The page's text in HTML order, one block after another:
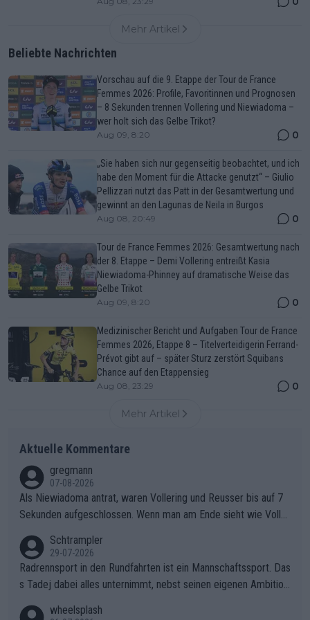
Mehr Artikel
Beliebte Nachrichten
Vorschau auf die 9. Etappe der Tour de France
Femmes 2026: Profile, Favoritinnen und Prognosen
– 8 Sekunden trennen Vollering und Niewiadoma –
wer holt sich das Gelbe Trikot?
Aug 09, 8:20 0
„Sie haben sich nur gegenseitig beobachtet, und ich
habe den Moment für die Attacke genutzt“ – Giulio
Pellizzari nutzt das Patt in der Gesamtwertung und
gewinnt an den Lagunas de Neila in Burgos
Aug 08, 20:49 0
Tour de France Femmes 2026: Gesamtwertung nach
der 8. Etappe – Demi Vollering entreißt Kasia
Niewiadoma-Phinney auf dramatische Weise das
Gelbe Trikot
Aug 09, 8:20 0
Medizinischer Bericht und Aufgaben Tour de France
Femmes 2026, Etappe 8 – Titelverteidigerin Ferrand-
Prévot gibt auf – später Sturz zerstört Squibans
Chance auf den Etappensieg
Aug 08, 23:29 0
Mehr Artikel
Aktuelle Kommentare
gregmann
07-08-2026
Als Niewiadoma antrat, waren Vollering und Reusser bis auf 7
Sekunden aufgeschlossen. Wenn man am Ende sieht wie Voller
ering die 7 Sekunden zu Niewiadoma nicht geschlossen hat un
d den Abstand hat anwachsen lassen. Ein schwerer taktischer
Fehler, der den Tour Sieg kosten wird.Diese Beobachtung trifft
Zögerlichkeit von Demi Vollering in diesem Moment war das e
Schtrampler
29-07-2026
Radrennsport in den Rundfahrten ist ein Mannschaftssport. Das
s Tadej dabei alles unternimmt, nebst seinen eigenen Ambition
ganze Team auch mental stark zu machen und konkret am Erf
wheelsplash